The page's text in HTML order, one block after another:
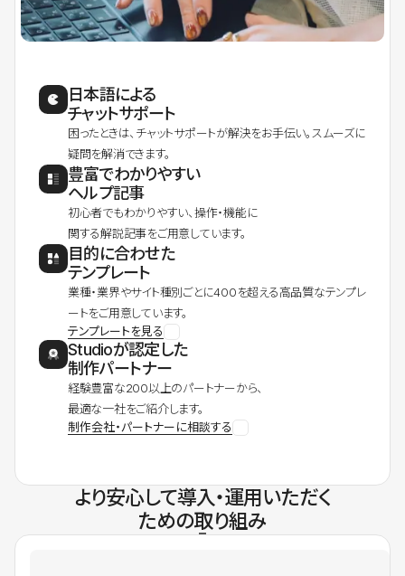
日本語による
チャットサポート
困ったときは、チャットサポートが解決をお手伝い。スムーズに
疑問を解消できます。
豊富でわかりやすい
ヘルプ記事
初心者でもわかりやすい、操作・機能に
関する解説記事をご用意しています。
目的に合わせた
テンプレート
業種・業界やサイト種別ごとに400を超える高品質なテンプレ
ートをご用意しています。
テンプレートを見る
Studioが認定した
制作パートナー
経験豊富な200以上のパートナーから、
最適な一社をご紹介します。
制作会社・パートナーに相談する
より安心して導入・運用いただく
ための取り組み